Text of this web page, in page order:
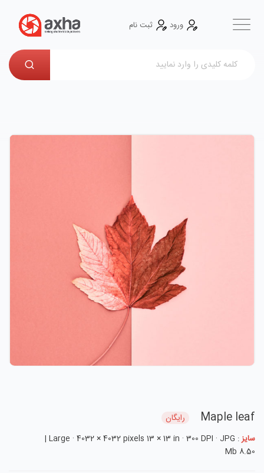
ورود ثبت نام
Maple leaf
رایگان
سایز: Large · 4032 × 4032 pixels 13 × 13 in · 300 DPI · JPG |
8.50 Mb